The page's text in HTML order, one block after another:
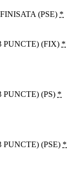
(PSE) *
PUNCTE) (FIX) *
(PS) *
(PSE) *